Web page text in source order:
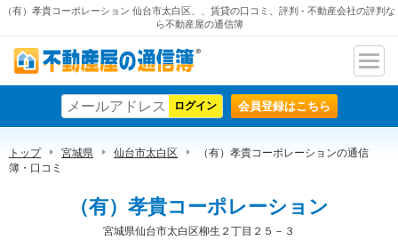
（有）孝貴コーポレーション 仙台市太白区、、賃貸の口コミ、評判 - 不動産会社の評判な
ら不動産屋の通信簿
不動産屋の通信簿
ナビ
ン
会員登録はこちら
トップ 宮城県 仙台市太白区
（有）孝貴コーポレーションの通信
簿・口コミ
（有）孝貴コーポレーション
宮城県仙台市太白区柳生２丁目２５－３